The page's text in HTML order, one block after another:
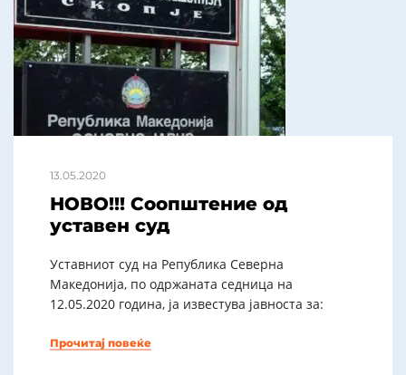
13.05.2020
НОВО!!! Соопштение од
уставен суд
Уставниот суд на Република Северна
Македонија, по одржаната седница на
12.05.2020 година, ја известува јавноста за:
Прочитај повеќе